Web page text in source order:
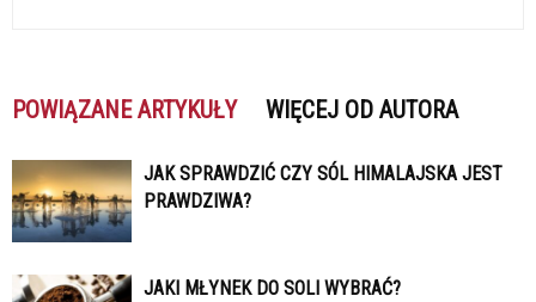
POWIĄZANE ARTYKUŁY WIĘCEJ OD AUTORA
JAK SPRAWDZIĆ CZY SÓL HIMALAJSKA JEST
PRAWDZIWA?
JAKI MŁYNEK DO SOLI WYBRAĆ?